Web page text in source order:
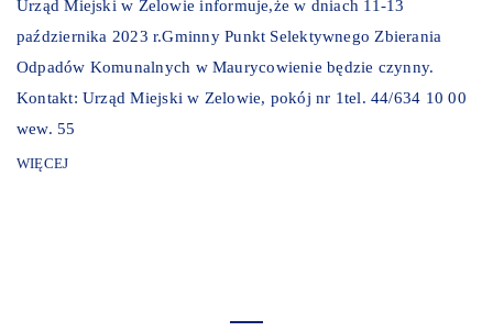
Urząd Miejski w Zelowie informuje,że w dniach 11-13
października 2023 r.Gminny Punkt Selektywnego Zbierania
Odpadów Komunalnych w Maurycowienie będzie czynny.
Kontakt: Urząd Miejski w Zelowie, pokój nr 1tel. 44/634 10 00
wew. 55
WIĘCEJ